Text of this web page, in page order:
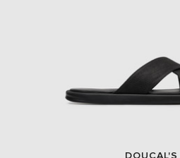
DOUCAL'S